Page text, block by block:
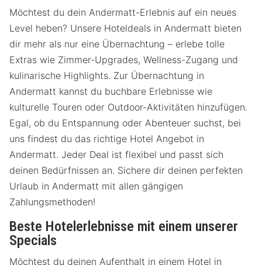
Möchtest du dein Andermatt-Erlebnis auf ein neues
Level heben? Unsere Hoteldeals in Andermatt bieten
dir mehr als nur eine Übernachtung – erlebe tolle
Extras wie Zimmer-Upgrades, Wellness-Zugang und
kulinarische Highlights. Zur Übernachtung in
Andermatt kannst du buchbare Erlebnisse wie
kulturelle Touren oder Outdoor-Aktivitäten hinzufügen.
Egal, ob du Entspannung oder Abenteuer suchst, bei
uns findest du das richtige Hotel Angebot in
Andermatt. Jeder Deal ist flexibel und passt sich
deinen Bedürfnissen an. Sichere dir deinen perfekten
Urlaub in Andermatt mit allen gängigen
Zahlungsmethoden!
Beste Hotelerlebnisse mit einem unserer
Specials
Möchtest du deinen Aufenthalt in einem Hotel in